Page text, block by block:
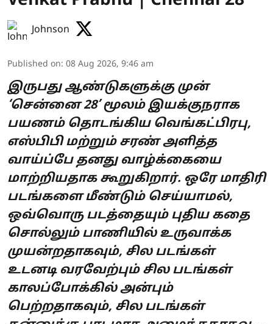
Johnson
Published on: 08 Aug 2026, 9:46 am
இருபது ஆண்டுகளுக்கு முன்
‘சென்னை 28’ மூலம் இயக்குநராக
பயணம் தொடங்கிய வெங்கட்பிரபு,
எஸ்பிபி மற்றும் சரண் அளித்த
வாய்ப்பே தனது வாழ்க்கையை
மாற்றியதாக கூறுகிறார். ஒரே மாதிரி
படங்களை மீண்டும் செய்யாமல்,
ஒவ்வொரு படத்தையும் புதிய கதை
சொல்லும் பாணியில் உருவாக்க
முயன்றதாகவும், சில படங்கள்
உடனடி வரவேற்பும் சில படங்கள்
காலப்போக்கில் அன்பும்
பெற்றதாகவும், சில படங்கள்